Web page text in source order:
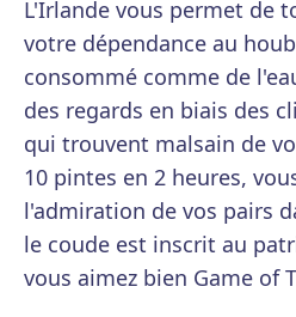
L'Irlande vous permet de
votre dépendance au
consommé comme de
des regards en biais des
qui trouvent malsain de
10 pintes en 2 heures,
l'admiration de vos pairs
le coude est inscrit au
vous aimez bien Game of